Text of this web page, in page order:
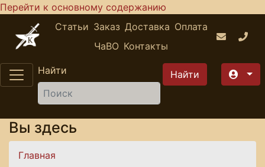
Перейти к основному содержанию
Статьи Заказ Доставка Оплата
ЧаВО Контакты
Найти
Вы здесь
Главная